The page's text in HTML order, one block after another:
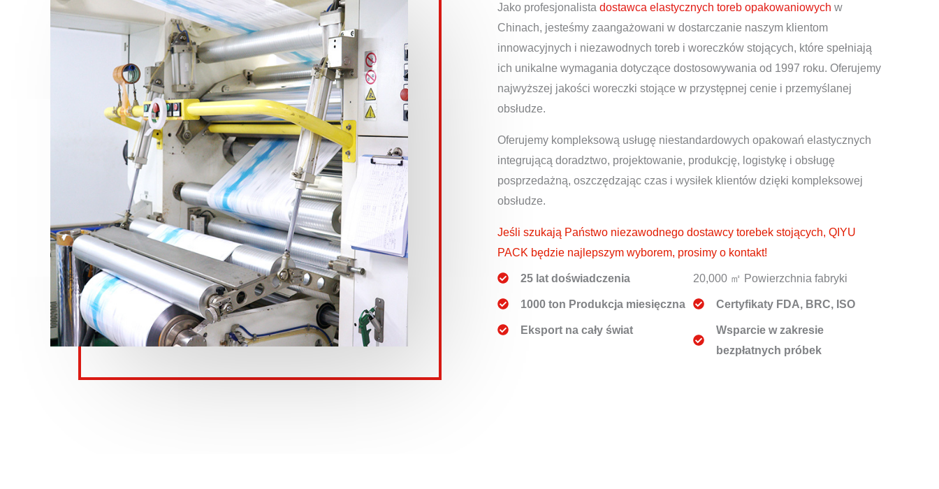
Jako profesjonalistadostawca elastycznych toreb opakowaniowych w
Chinach, jesteśmy zaangażowani w dostarczanie naszym klientom
innowacyjnych i niezawodnych toreb i woreczków stojących, które spełniają
ich unikalne wymagania dotyczące dostosowywania od 1997 roku. Oferujemy
najwyższej jakości woreczki stojące w przystępnej cenie i przemyślanej
obsłudze.
Oferujemy kompleksową usługę niestandardowych opakowań elastycznych
integrującą doradztwo, projektowanie, produkcję, logistykę i obsługę
posprzedażną, oszczędzając czas i wysiłek klientów dzięki kompleksowej
obsłudze.
Jeśli szukają Państwo niezawodnego dostawcy torebek stojących, QIYU
PACK będzie najlepszym wyborem, prosimy o kontakt!
25 lat doświadczenia
1000 ton Produkcja miesięczna
Eksport na cały świat
20,000 ㎡ Powierzchnia fabryki
Certyfikaty FDA, BRC, ISO
Wsparcie w zakresie
bezpłatnych próbek